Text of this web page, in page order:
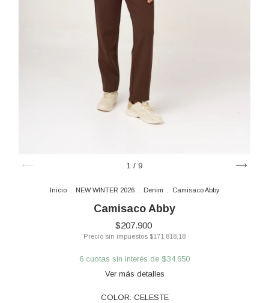
1 / 9
Inicio . NEW WINTER 2026 . Denim . Camisaco Abby
Camisaco Abby
$207.900
Precio sin impuestos $171.818,18
6 cuotas sin interés de $34.650
Ver más detalles
COLOR: CELESTE